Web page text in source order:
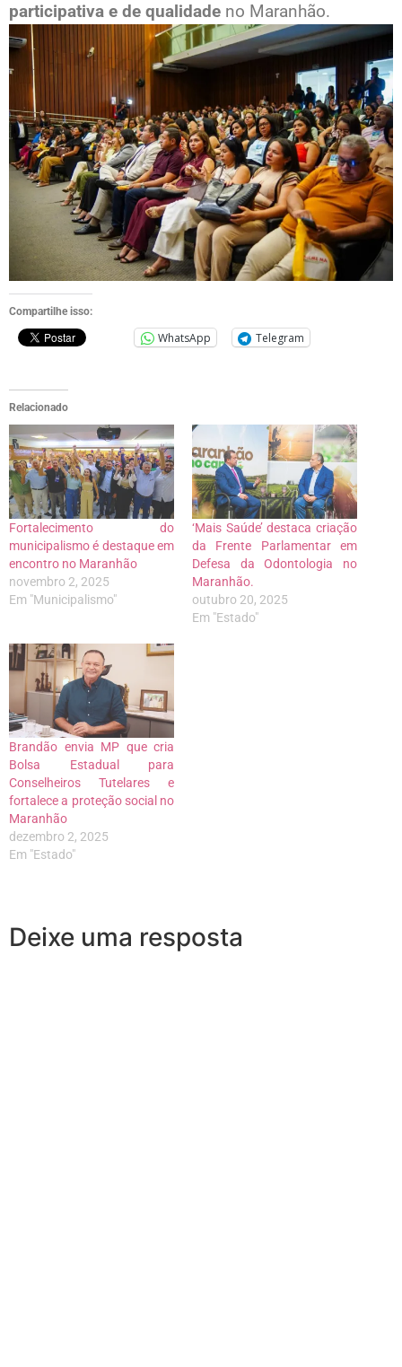
participativa e de qualidade no Maranhão.
Compartilhe isso:
WhatsApp Telegram
Relacionado
Fortalecimento do
municipalismo é destaque em
encontro no Maranhão
novembro 2, 2025
Em "Municipalismo"
‘Mais Saúde’ destaca criação
da Frente Parlamentar em
Defesa da Odontologia no
Maranhão.
outubro 20, 2025
Em "Estado"
Brandão envia MP que cria
Bolsa Estadual para
Conselheiros Tutelares e
fortalece a proteção social no
Maranhão
dezembro 2, 2025
Em "Estado"
Deixe uma resposta